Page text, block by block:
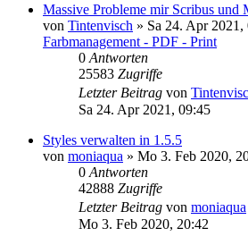
Massive Probleme mir Scribus und
von Tintenvisch » Sa 24. Apr 2021,
Farbmanagement - PDF - Print
0 Antworten
25583 Zugriffe
Letzter Beitrag von
Sa 24. Apr 2021, 09:45
Styles verwalten in 1.5.5
von moniaqua » Mo 3. Feb 2020,
0 Antworten
42888 Zugriffe
Letzter Beitrag von moniaqua
Mo 3. Feb 2020, 20:42